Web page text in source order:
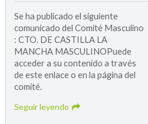
Se ha publicado el siguiente
comunicado del Comité Masculino
: CTO. DE CASTILLA LA
MANCHA MASCULINOPuede
acceder a su contenido a través
de este enlace o en la página del
comité.
Seguir leyendo